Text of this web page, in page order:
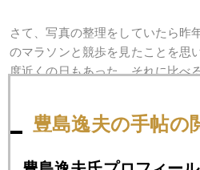
さて、写真の整理をしていたら昨
のマラソンと競歩を見たことを思
度近くの日もあった。それに比べ
豊島逸夫の手帖の